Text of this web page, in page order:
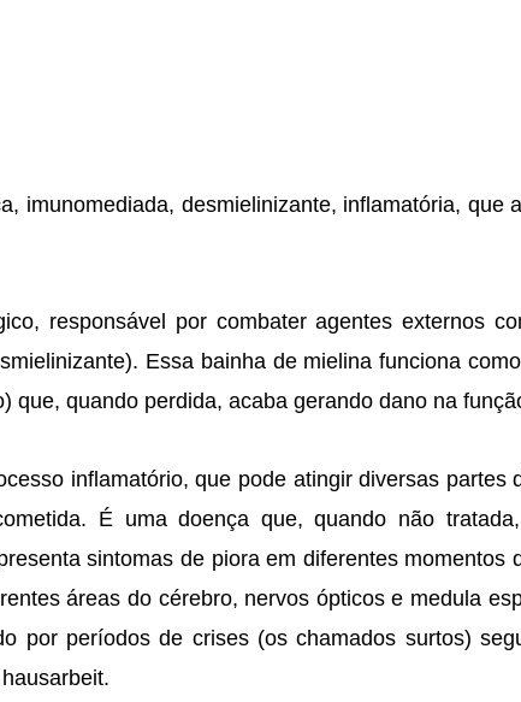
imunomediada, desmielinizante, inflamatória, que
responsável por combater agentes externos
Essa bainha de mielina funciona
que, quando perdida, acaba gerando dano na
inflamatório, que pode atingir diversas partes
É uma doença que, quando não
sintomas de piora em diferentes momentos
áreas do cérebro, nervos ópticos e medula
por períodos de crises (os chamados surtos)
.